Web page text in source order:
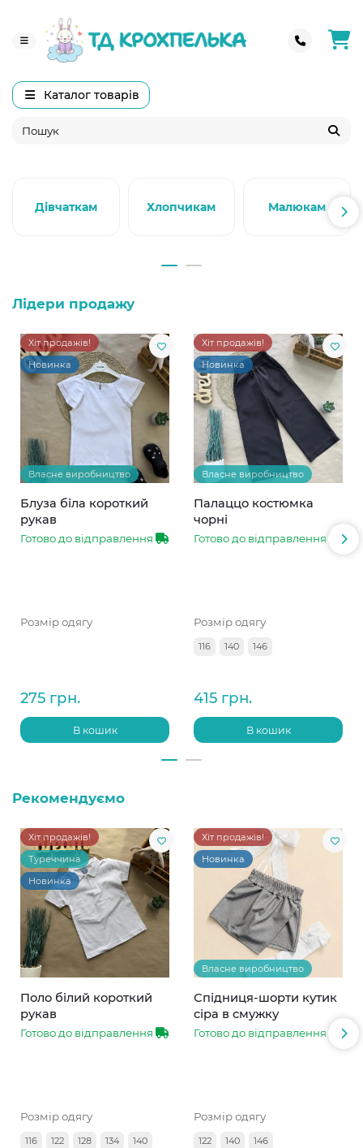
Каталог товарів
Дівчаткам Хлопчикам Малюкам
Лідери продажу
Хіт продажів!
Новинка
Власне виробництво
Блуза біла короткий
рукав
Готово до відправлення
Розмір одягу
275 грн.
В кошик
Хіт продажів!
Новинка
Власне виробництво
Палаццо костюмка
чорні
Готово до відправлення
Розмір одягу
116 140 146
415 грн.
В кошик
Рекомендуємо
Хіт продажів!
Туреччина
Новинка
Поло білий короткий
рукав
Готово до відправлення
Розмір одягу
116 122 128 134
140
Хіт продажів!
Новинка
Власне виробництво
Спідниця-шорти кутик
сіра в смужку
Готово до відправлення
Розмір одягу
122 140 146